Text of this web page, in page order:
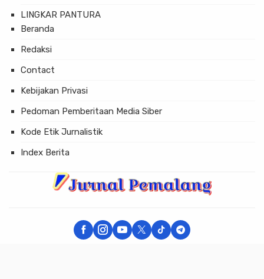
LINGKAR PANTURA
Beranda
Redaksi
Contact
Kebijakan Privasi
Pedoman Pemberitaan Media Siber
Kode Etik Jurnalistik
Index Berita